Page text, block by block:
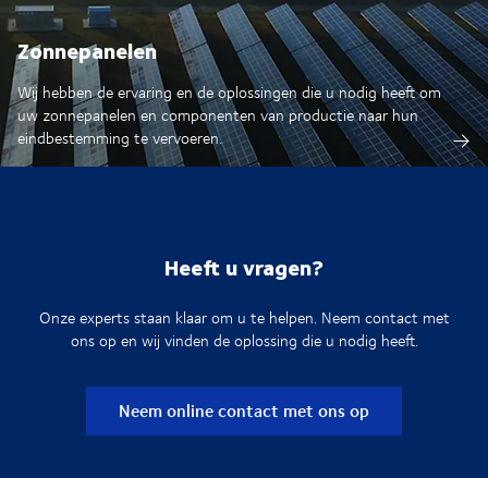
Zonnepanelen
Wij hebben de ervaring en de oplossingen die u nodig heeft om
uw zonnepanelen en componenten van productie naar hun
eindbestemming te vervoeren.
Heeft u vragen?
Onze experts staan klaar om u te helpen. Neem contact met
ons op en wij vinden de oplossing die u nodig heeft.
Neem online contact met ons op